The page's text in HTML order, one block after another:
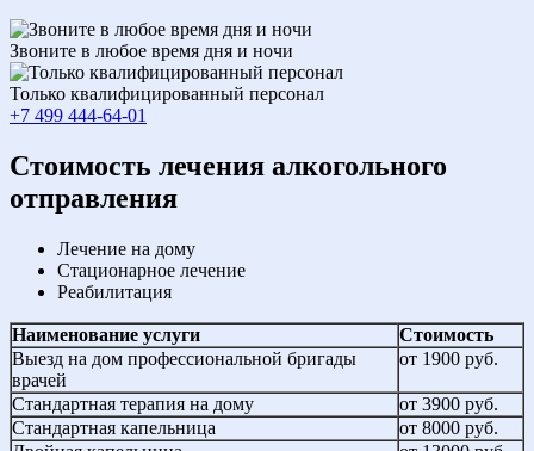
Звоните в любое время дня и ночи
Только квалифицированный персонал
+7 499 444-64-01
Cтоимость лечения алкогольного
отправления
Лечение на дому
Стационарное лечение
Реабилитация
Наименование услуги
Стоимость
Выезд на дом профессиональной бригады
врачей
от 1900 руб.
Стандартная терапия на дому
от 3900 руб.
Стандартная капельница
от 8000 руб.